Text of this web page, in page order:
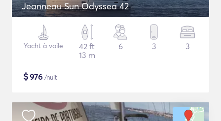
Jeanneau Sun Odyssea 42
Yacht à voile
42 ft
13 m
6 3 3
$976 /nuit